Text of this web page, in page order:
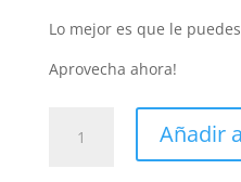
Lo mejor es que le
Aprovecha ahora!
1931
Añadir